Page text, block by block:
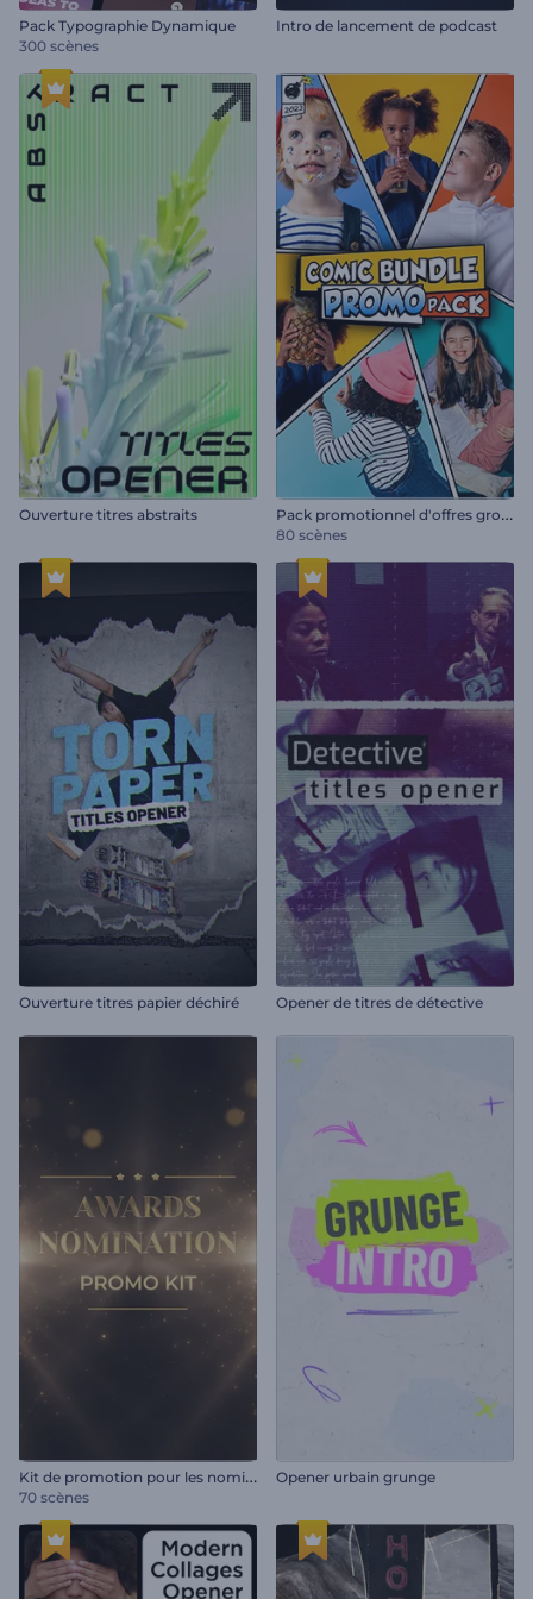
Pack Typographie Dynamique
300 scènes
Intro de lancement de podcast
Ouverture titres abstraits P
ack promotionnel d'offres groupées de bandes dessinées
80 scènes
Ouverture titres papier déchiré Opener de titres de détective
K
it de promotion pour les nominations aux prix
70 scènes
Opener urbain grunge